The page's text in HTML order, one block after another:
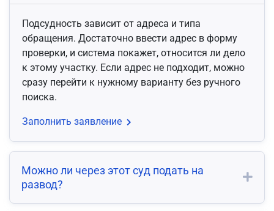
Подсудность зависит от адреса и типа
обращения. Достаточно ввести адрес в форму
проверки, и система покажет, относится ли дело
к этому участку. Если адрес не подходит, можно
сразу перейти к нужному варианту без ручного
поиска.
Заполнить заявление
Можно ли через этот суд подать на
развод?